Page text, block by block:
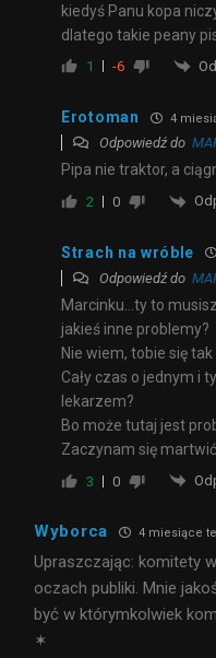
kiedyś Panu kopa
dlatego takie peany
1 -6
Erotoman 4
Odpowiedź do
Pipa nie traktor, a
2 0
Strach na wróble
Odpowiedź do
Marcinku…ty to
jakieś inne problemy?
Nie wiem, tobie się
Cały czas o jednym i
lekarzem?
Bo może tutaj jest
Zaczynam się martwić
3 0
Wyborca 4 miesiące
Upraszczając: komitety
oczach publiki. Mnie
być w którymkolwiek
✶